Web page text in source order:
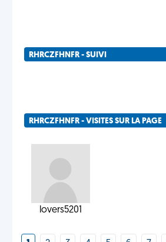
RHRCZFHNFR - SUIVI
RHRCZFHNFR - VISITES SUR LA PAGE
lovers5201